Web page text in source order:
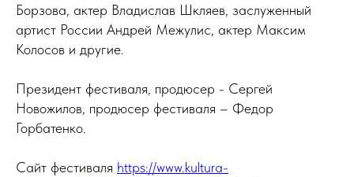
Борзова, актер Владислав Шкляев, заслуженный
артист России Андрей Межулис, актер Максим
Колосов и другие.
Президент фестиваля, продюсер - Сергей
Новожилов, продюсер фестиваля – Федор
Горбатенко.
Сайт фестиваля https://www.kultura-